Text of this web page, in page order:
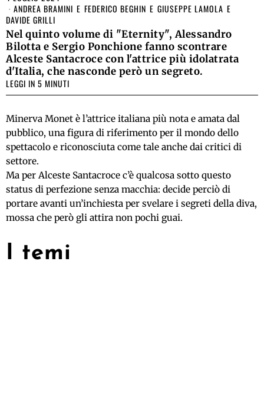
ANDREA BRAMINI E FEDERICO BEGHIN E GIUSEPPE LAMOLA E
DAVIDE GRILLI
Nel quinto volume di "Eternity", Alessandro
Bilotta e Sergio Ponchione fanno scontrare
Alceste Santacroce con l'attrice più idolatrata
d'Italia, che nasconde però un segreto.
LEGGI IN 5 MINUTI
Minerva Monet è l’attrice italiana più nota e amata dal
pubblico, una figura di riferimento per il mondo dello
spettacolo e riconosciuta come tale anche dai critici di
settore.
Ma per Alceste Santacroce c’è qualcosa sotto questo
status di perfezione senza macchia: decide perciò di
portare avanti un’inchiesta per svelare i segreti della diva,
mossa che però gli attira non pochi guai.
I temi